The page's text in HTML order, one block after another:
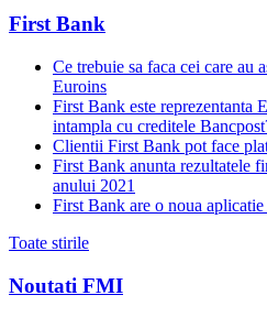
First Bank
Ce trebuie sa faca cei care au
Euroins
First Bank este reprezentanta
intampla cu creditele
Clientii First Bank pot face
First Bank anunta rezultatele
anului 2021
First Bank are o noua
Toate stirile
Noutati FMI